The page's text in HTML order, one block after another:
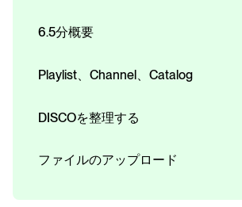
6.5分概要
Playlist、Channel、Catalog
DISCOを整理する
ファイルのアップロード